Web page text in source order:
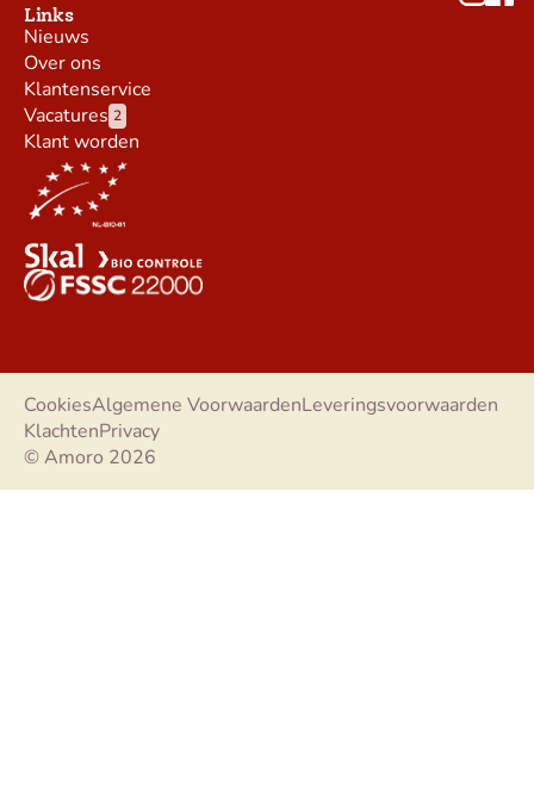
Links
Nieuws
Over ons
Klantenservice
Vacatures 2
Klant worden
© Amoro 2026
CookiesAlgemene VoorwaardenLeveringsvoorwaarden
KlachtenPrivacy